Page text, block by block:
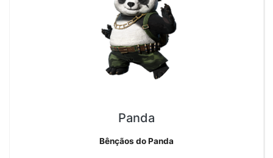
Panda
Bênçãos do Panda